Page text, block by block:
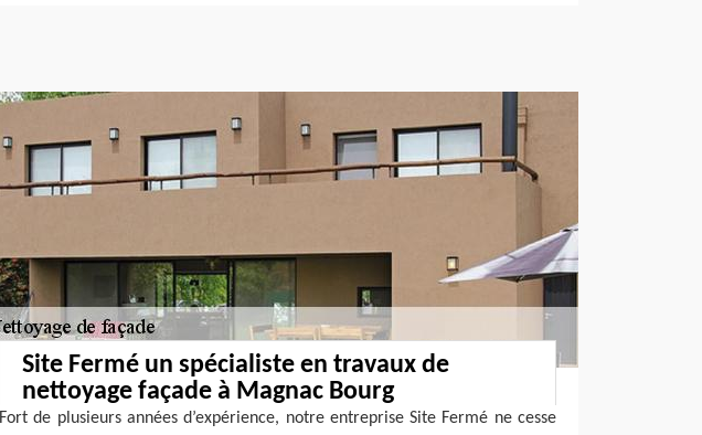
Site Fermé un spécialiste en travaux de
nettoyage façade à Magnac Bourg
Fort de plusieurs années d’expérience, notre entreprise Site Fermé ne cesse